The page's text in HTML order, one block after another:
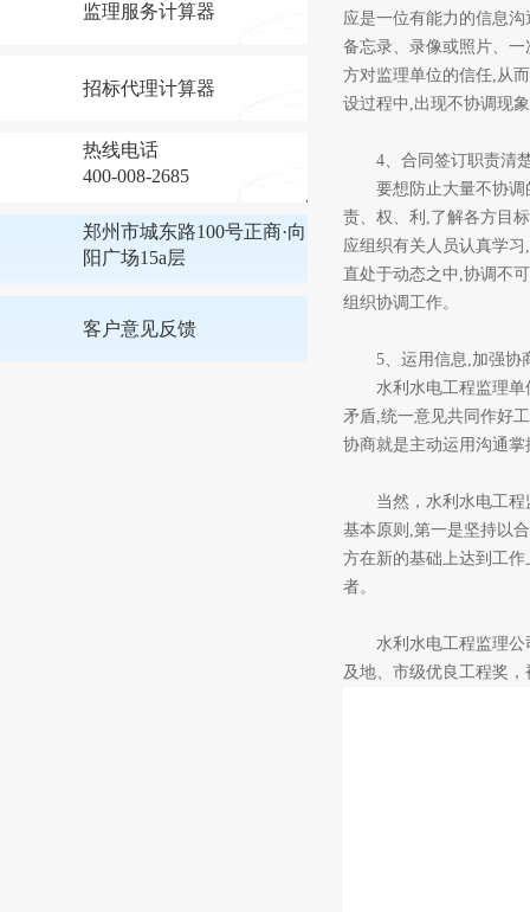
监理服务计算器
招标代理计算器
热线电话
400-008-2685
郑州市城东路100号正商·向
阳广场15a层
客户意见反馈
应是一位有能力的信息
备忘录、录像或照片、
方对监理单位的信任,从
设过程中,出现不协调现
4、合同签订职责清
要想防止大量不协调的
责、权、利,了解各方目
应组织有关人员认真学
直处于动态之中,协调不
组织协调工作。
5、运用信息,加强协
水利水电工程监理单位
矛盾,统一意见共同作好
协商就是主动运用沟通
当然，水利水电工程监
基本原则,第一是坚持以
方在新的基础上达到工
者。
水利水电工程监理公司
及地、市级优良工程奖